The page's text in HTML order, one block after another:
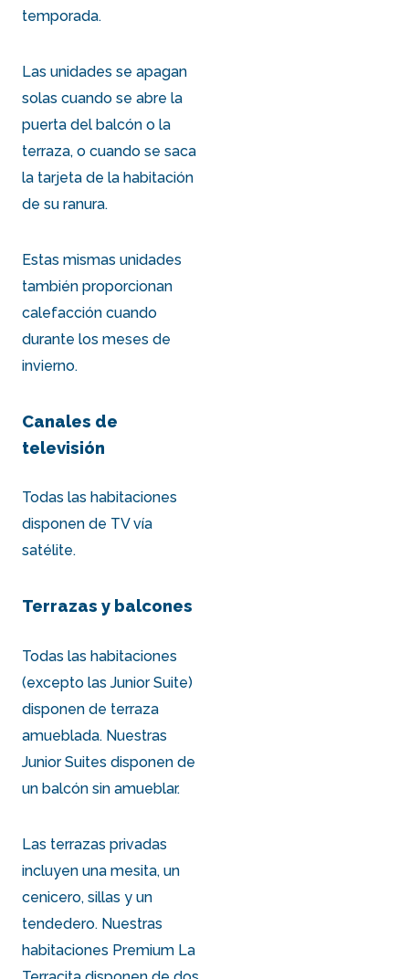
temporada.
Las unidades se apagan
solas cuando se abre la
puerta del balcón o la
terraza, o cuando se saca
la tarjeta de la habitación
de su ranura.
Estas mismas unidades
también proporcionan
calefacción cuando
durante los meses de
invierno.
Canales de
televisión
Todas las habitaciones
disponen de TV vía
satélite.
Terrazas y balcones
Todas las habitaciones
(excepto las Junior Suite)
disponen de terraza
amueblada. Nuestras
Junior Suites disponen de
un balcón sin amueblar.
Las terrazas privadas
incluyen una mesita, un
cenicero, sillas y un
tendedero. Nuestras
habitaciones Premium La